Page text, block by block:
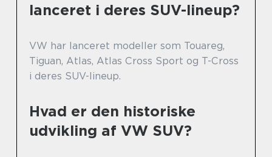
lanceret i deres SUV-lineup?
VW har lanceret modeller som Touareg,
Tiguan, Atlas, Atlas Cross Sport og T-Cross
i deres SUV-lineup.
Hvad er den historiske
udvikling af VW SUV?